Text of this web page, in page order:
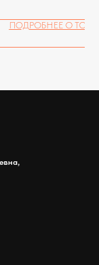
ПОДРОБНЕЕ О